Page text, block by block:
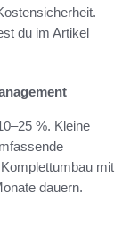
du im Artikel
%. Kleine
mit
dauern.